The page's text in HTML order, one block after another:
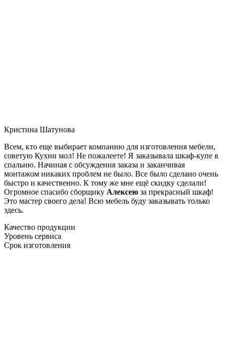
Кристина Шатунова
Всем, кто еще выбирает компанию для изготовления мебели,
советую Кухни мол! Не пожалеете! Я заказывала шкаф-купе в
спальню. Начиная с обсуждения заказа и заканчивая
монтажом никаких проблем не было. Все было сделано очень
быстро и качественно. К тому же мне ещё скидку сделали!
Огромное спасибо сборщику Алексею за прекрасный шкаф!
Это мастер своего дела! Всю мебель буду заказывать только
здесь.
Качество продукции
Уровень сервиса
Срок изготовления